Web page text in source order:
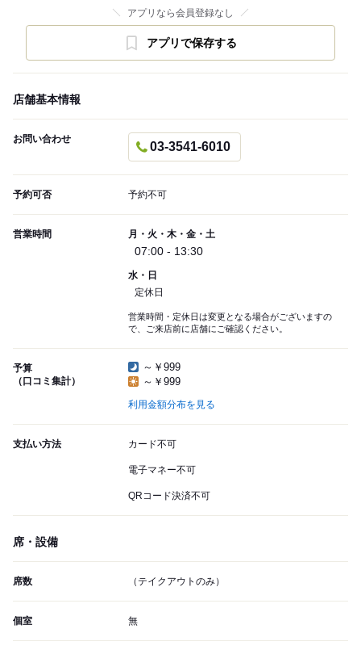
アプリなら会員登録なし
アプリで保存する
店舗基本情報
お問い合わせ
03-3541-6010
予約可否 予約不可
営業時間 月・火・木・金・土
07:00 - 13:30
水・日
定休日
営業時間・定休日は変更となる場合がございますの
で、ご来店前に店舗にご確認ください。
予算
（口コミ集計）
～￥999
～￥999
利用金額分布を見る
支払い方法 カード不可
電子マネー不可
QRコード決済不可
席・設備
席数 （テイクアウトのみ）
個室 無